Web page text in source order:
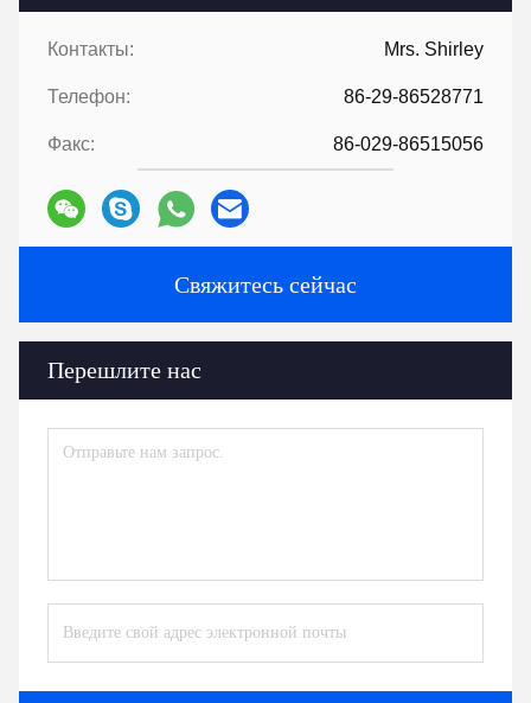
Контакты: Mrs. Shirley
Телефон: 86-29-86528771
Факс: 86-029-86515056
Свяжитесь сейчас
Перешлите нас